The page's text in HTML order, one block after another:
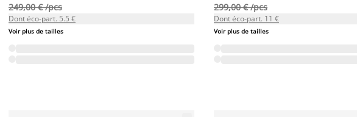
249,00 € /pcs
Dont éco-part. 5.5 €
Voir plus de tailles
299,00 € /pcs
Dont éco-part. 11 €
Voir plus de tailles